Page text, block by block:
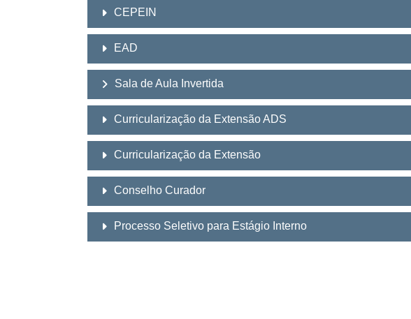
CEPEIN
EAD
Sala de Aula Invertida
Curricularização da Extensão ADS
Curricularização da Extensão
Conselho Curador
Processo Seletivo para Estágio Interno